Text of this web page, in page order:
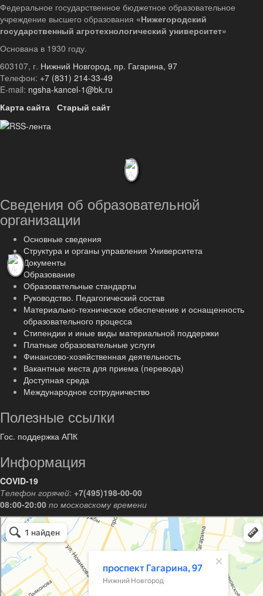
Федеральное государственное бюджетное образовательное
учреждение высшего образования «Нижегородский
государственный агротехнологический университет»
Основана в 1930 году.
603107, г. Нижний Новгород, пр. Гагарина, 97
Телефон: +7 (831) 214-33-49
E-mail: ngsha-kancel-1@bk.ru
Карта сайта Старый сайт
Сведения об образовательной
организации
Основные сведения
Структура и органы управления Университета
Документы
Образование
Образовательные стандарты
Руководство. Педагогический состав
Материально-техническое обеспечение и оснащенность
образовательного процесса
Стипендии и иные виды материальной поддержки
Платные образовательные услуги
Финансово-хозяйственная деятельность
Вакантные места для приема (перевода)
Доступная среда
Международное сотрудничество
Полезные ссылки
Гос. поддержка АПК
Информация
COVID-19
Телефон горячей: +7(495)198-00-00
08:00-20:00 по московскому времени